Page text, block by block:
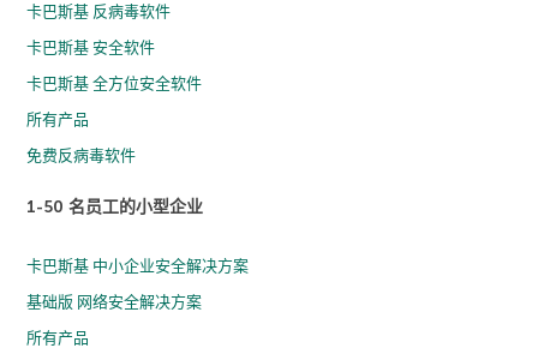
卡巴斯基 反病毒软件
卡巴斯基 安全软件
卡巴斯基 全方位安全软件
所有产品
免费反病毒软件
1-50 名员工的小型企业
卡巴斯基 中小企业安全解决方案
基础版 网络安全解决方案
所有产品